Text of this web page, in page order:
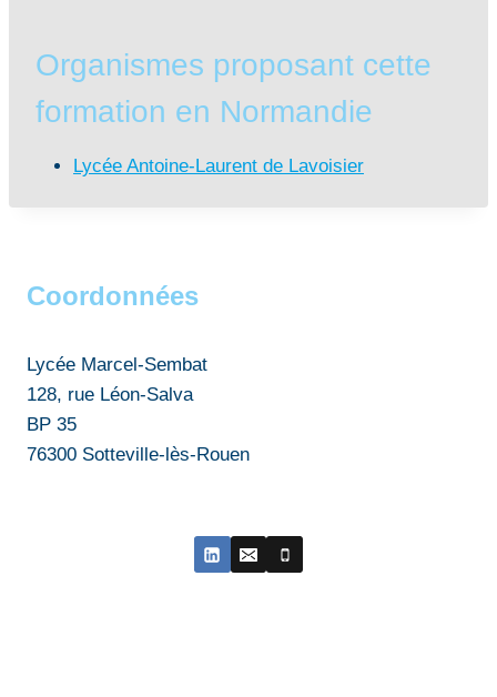
Organismes proposant cette
formation en Normandie
Lycée Antoine-Laurent de Lavoisier
Coordonnées
Lycée Marcel-Sembat
128, rue Léon-Salva
BP 35
76300 Sotteville-lès-Rouen